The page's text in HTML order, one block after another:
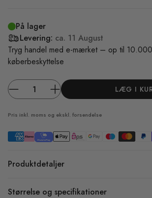
På lager
Levering: ca. 11 August
Tryg handel med e-mærket – op til
køberbeskyttelse
LÆG I
Pris inkl. moms og ekskl. forsendelse
Produktdetaljer
Størrelse og specifikationer